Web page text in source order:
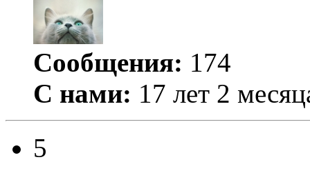
Сообщения: 174
С нами: 17 лет 2
5